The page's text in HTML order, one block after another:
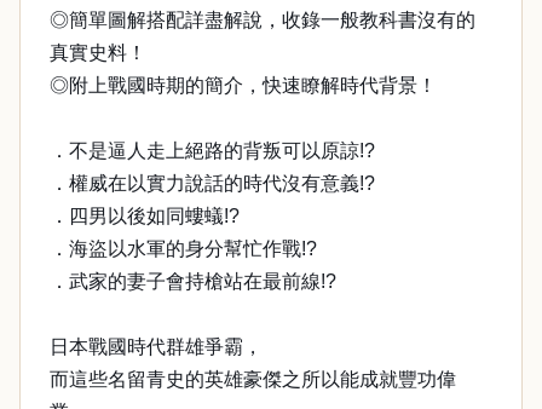
◎簡單圖解搭配詳盡解說，收錄一般教科書沒有的
真實史料！
◎附上戰國時期的簡介，快速瞭解時代背景！
．不是逼人走上絕路的背叛可以原諒!?
．權威在以實力說話的時代沒有意義!?
．四男以後如同螻蟻!?
．海盜以水軍的身分幫忙作戰!?
．武家的妻子會持槍站在最前線!?
日本戰國時代群雄爭霸，
而這些名留青史的英雄豪傑之所以能成就豐功偉